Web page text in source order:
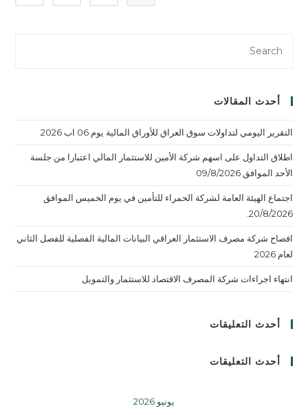
أحدث المقالات
التقرير اليومي لتداولات سوق العراق للأوراق المالية يوم 06 اب 2026
اطلاق التداول على اسهم شركة الأمين للاستثمار المالي اعتبارا من جلسة
الأحد الموافق 09/8/2026
اجتماع الهيئة العامة لشركة الحمراء للتأمين في يوم الخميس الموافق
20/8/2026.
افصاح شركة مصرف الاستثمار العراقي البيانات المالية الفصلية للفصل الثاني
لعام 2026
انتهاء اجراءات شركة المصرف الاقتصاد للاستثمار والتمويل
أحدث التعليقات
أحدث التعليقات
يونيو 2026